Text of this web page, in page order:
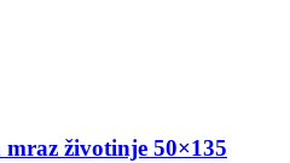
životinje 50×135